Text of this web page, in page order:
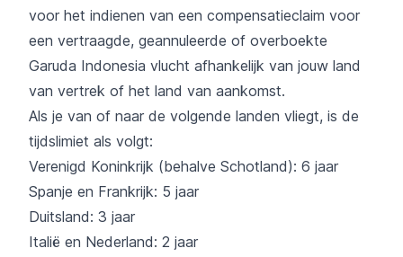
voor het indienen van een compensatieclaim voor
een vertraagde, geannuleerde of overboekte
Garuda Indonesia vlucht afhankelijk van jouw land
van vertrek of het land van aankomst.
Als je van of naar de volgende landen vliegt, is de
tijdslimiet als volgt:
Verenigd Koninkrijk (behalve Schotland): 6 jaar
Spanje en Frankrijk: 5 jaar
Duitsland: 3 jaar
Italië en Nederland: 2 jaar